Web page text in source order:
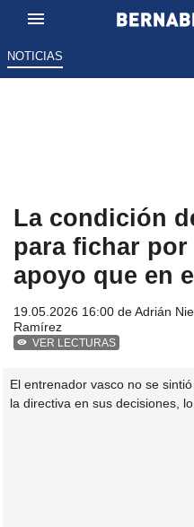
NOTICIAS
La condición
para fichar por
apoyo que en
19.05.2026 16:00 deAdrián
Ramírez
VER LECTURAS
El entrenador vasco no se
la directiva en sus decisiones,